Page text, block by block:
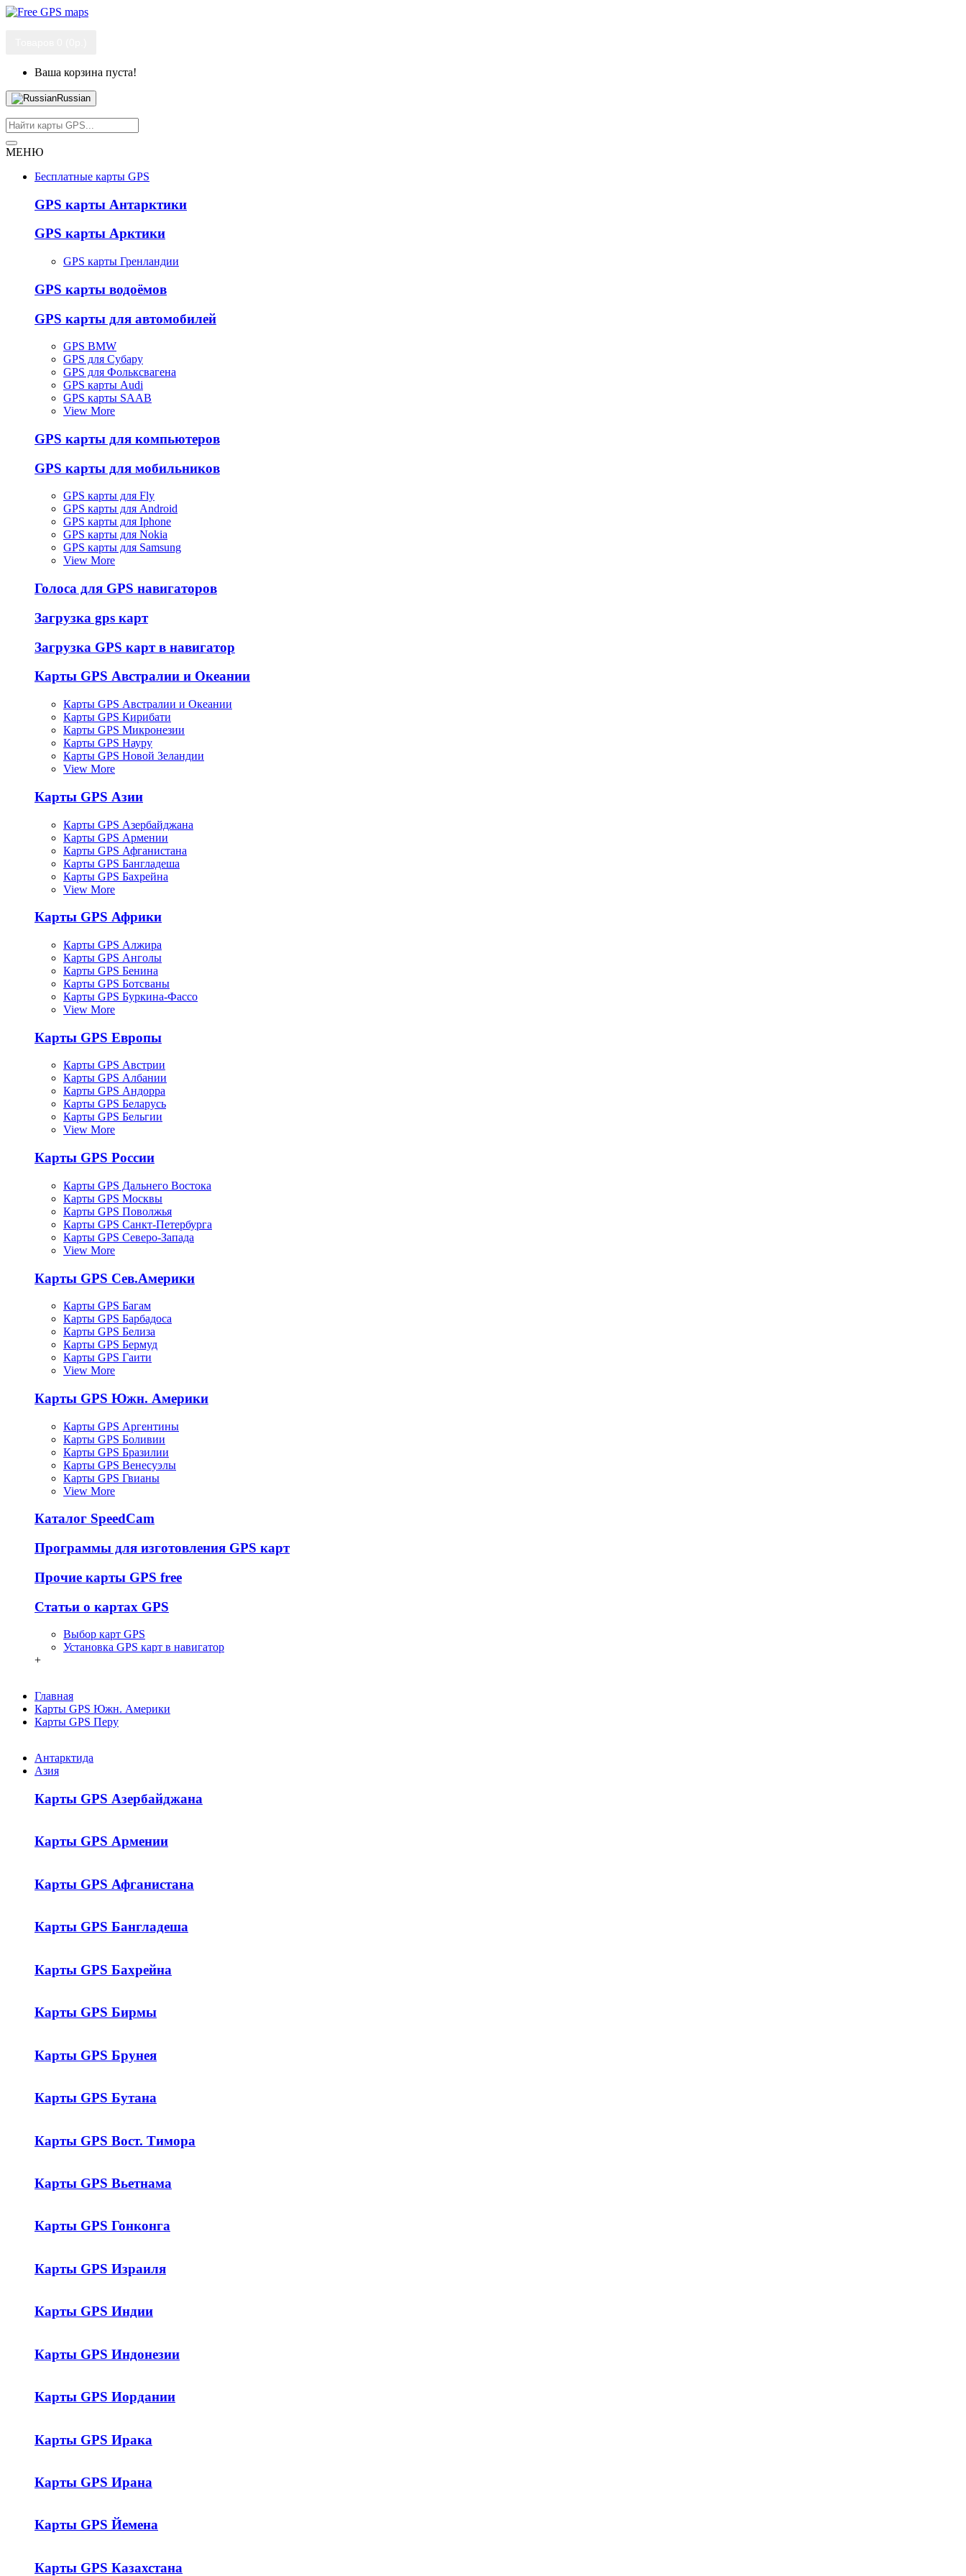
Ваша корзина пуста!
Russian
МЕНЮ
Бесплатные карты GPS
GPS карты Антарктики
GPS карты Арктики
GPS карты Гренландии
GPS карты водоёмов
GPS карты для автомобилей
GPS BMW
GPS для Субару
GPS для Фольксвагена
GPS карты Audi
GPS карты SAAB
View More
GPS карты для компьютеров
GPS карты для мобильников
GPS карты для Fly
GPS карты для Android
GPS карты для Iphone
GPS карты для Nokia
GPS карты для Samsung
View More
Голоса для GPS навигаторов
Загрузка gps карт
Загрузка GPS карт в навигатор
Карты GPS Австралии и Океании
Карты GPS Австралии и Океании
Карты GPS Кирибати
Карты GPS Микронезии
Карты GPS Науру
Карты GPS Новой Зеландии
View More
Карты GPS Азии
Карты GPS Азербайджана
Карты GPS Армении
Карты GPS Афганистана
Карты GPS Бангладеша
Карты GPS Бахрейна
View More
Карты GPS Африки
Карты GPS Алжира
Карты GPS Анголы
Карты GPS Бенина
Карты GPS Ботсваны
Карты GPS Буркина-Фассо
View More
Карты GPS Европы
Карты GPS Австрии
Карты GPS Албании
Карты GPS Андорра
Карты GPS Беларусь
Карты GPS Бельгии
View More
Карты GPS России
Карты GPS Дальнего Востока
Карты GPS Москвы
Карты GPS Поволжья
Карты GPS Санкт-Петербурга
Карты GPS Северо-Запада
View More
Карты GPS Сев.Америки
Карты GPS Багам
Карты GPS Барбадоса
Карты GPS Белиза
Карты GPS Бермуд
Карты GPS Гаити
View More
Карты GPS Южн. Америки
Карты GPS Аргентины
Карты GPS Боливии
Карты GPS Бразилии
Карты GPS Венесуэлы
Карты GPS Гвианы
View More
Каталог SpeedCam
Программы для изготовления GPS карт
Прочие карты GPS free
Статьи о картах GPS
Выбор карт GPS
Установка GPS карт в навигатор
+
Главная
Карты GPS Южн. Америки
Карты GPS Перу
Антарктида
Азия
Карты GPS Азербайджана
Карты GPS Армении
Карты GPS Афганистана
Карты GPS Бангладеша
Карты GPS Бахрейна
Карты GPS Бирмы
Карты GPS Брунея
Карты GPS Бутана
Карты GPS Вост. Тимора
Карты GPS Вьетнама
Карты GPS Гонконга
Карты GPS Израиля
Карты GPS Индии
Карты GPS Индонезии
Карты GPS Иордании
Карты GPS Ирака
Карты GPS Ирана
Карты GPS Йемена
Карты GPS Казахстана